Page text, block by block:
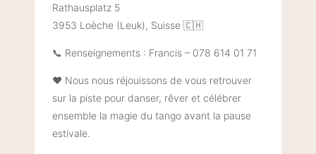
Rathausplatz 5
3953 Loèche (Leuk), Suisse 🇨🇭
📞 Renseignements : Francis – 078 614 01 71
❤️ Nous nous réjouissons de vous retrouver
sur la piste pour danser, rêver et célébrer
ensemble la magie du tango avant la pause
estivale.